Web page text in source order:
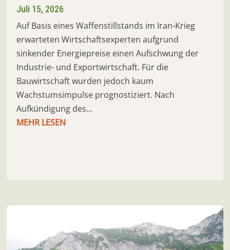
Juli 15, 2026
Auf Basis eines Waffenstillstands im Iran-Krieg
erwarteten Wirtschaftsexperten aufgrund
sinkender Energiepreise einen Aufschwung der
Industrie- und Exportwirtschaft. Für die
Bauwirtschaft wurden jedoch kaum
Wachstumsimpulse prognostiziert. Nach
Aufkündigung des...
MEHR LESEN